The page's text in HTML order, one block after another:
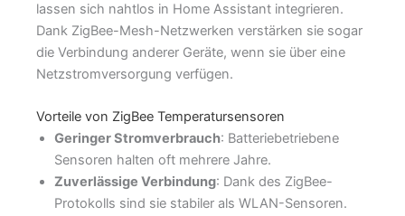
lassen sich nahtlos in Home Assistant integrieren.
Dank ZigBee-Mesh-Netzwerken verstärken sie sogar
die Verbindung anderer Geräte, wenn sie über eine
Netzstromversorgung verfügen.
Vorteile von ZigBee Temperatursensoren
Geringer Stromverbrauch: Batteriebetriebene
Sensoren halten oft mehrere Jahre.
Zuverlässige Verbindung: Dank des ZigBee-
Protokolls sind sie stabiler als WLAN-Sensoren.